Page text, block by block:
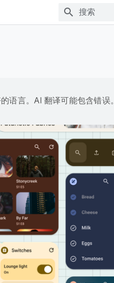
语言。AI 翻译可能包含错误。